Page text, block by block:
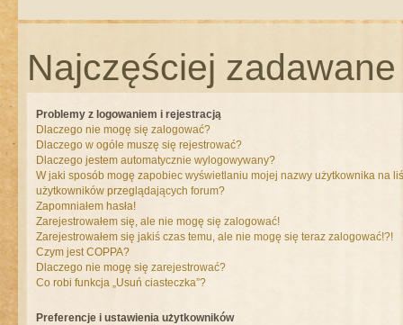
Najczęściej
Problemy z logowaniem i rejestracją
Dlaczego nie mogę się zalogować?
Dlaczego w ogóle muszę się rejestrować?
Dlaczego jestem automatycznie wylogowywany?
W jaki sposób mogę zapobiec wyświetlaniu mojej nazwy użytkownika na
użytkowników przeglądających forum?
Zapomniałem hasła!
Zarejestrowałem się, ale nie mogę się zalogować!
Zarejestrowałem się jakiś czas temu, ale nie mogę się teraz zalogować!?!
Czym jest COPPA?
Dlaczego nie mogę się zarejestrować?
Co robi funkcja „Usuń ciasteczka”?
Preferencje i ustawienia użytkowników